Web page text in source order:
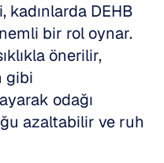
kadınlarda DEHB
bir rol oynar.
önerilir,
gibi
odağı
azaltabilir ve ruh